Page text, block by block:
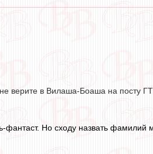
верите в Вилаша-Боаша на посту
фантаст. Но сходу назвать фамилий